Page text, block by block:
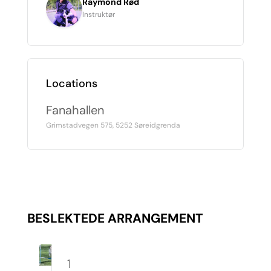
Instruktør
Locations
Fanahallen
Grimstadvegen 575, 5252 Søreidgrenda
BESLEKTEDE ARRANGEMENT
10.